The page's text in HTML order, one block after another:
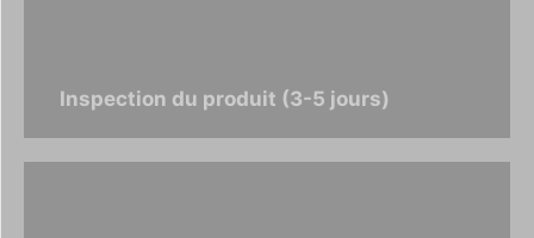
Inspection du produit (3-5 jours)